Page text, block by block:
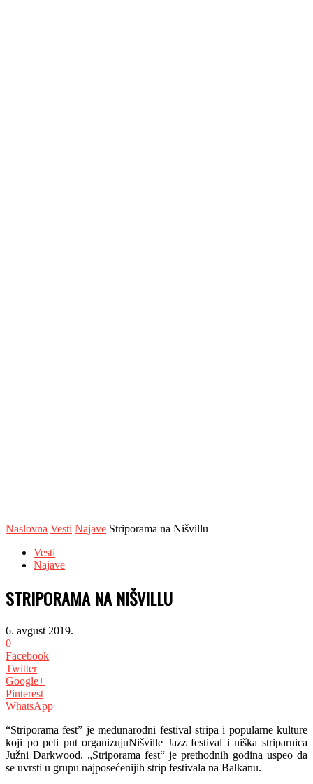
Naslovna Vesti Najave Striporama na Nišvillu
Vesti
Najave
STRIPORAMA NA NIŠVILLU
6. avgust 2019.
0
Facebook
Twitter
Google+
Pinterest
WhatsApp
“Striporama fest” je međunarodni festival stripa i popularne kulture
koji po peti put organizujuNišville Jazz festival i niška striparnica
Južni Darkwood. „Striporama fest“ je prethodnih godina uspeo da
se uvrsti u grupu najposećenijih strip festivala na Balkanu.